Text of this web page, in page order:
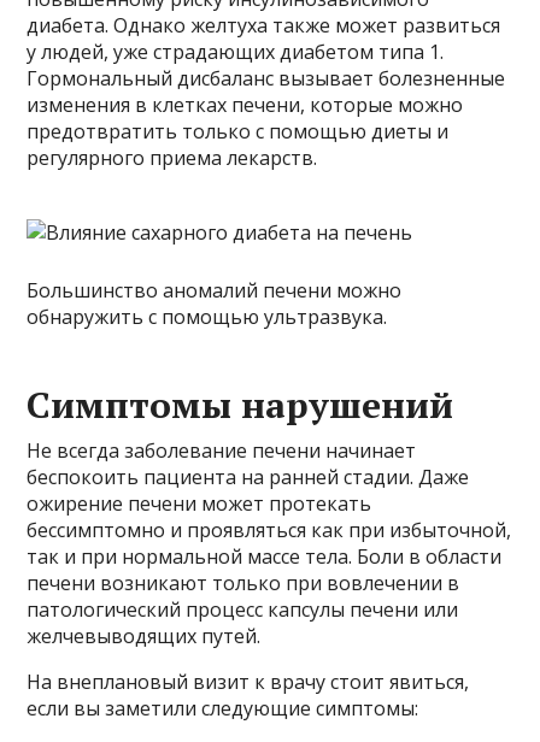
диабета. Однако желтуха также может развиться
у людей, уже страдающих диабетом типа 1.
Гормональный дисбаланс вызывает болезненные
изменения в клетках печени, которые можно
предотвратить только с помощью диеты и
регулярного приема лекарств.
Большинство аномалий печени можно
обнаружить с помощью ультразвука.
Симптомы нарушений
Не всегда заболевание печени начинает
беспокоить пациента на ранней стадии. Даже
ожирение печени может протекать
бессимптомно и проявляться как при избыточной,
так и при нормальной массе тела. Боли в области
печени возникают только при вовлечении в
патологический процесс капсулы печени или
желчевыводящих путей.
На внеплановый визит к врачу стоит явиться,
если вы заметили следующие симптомы: